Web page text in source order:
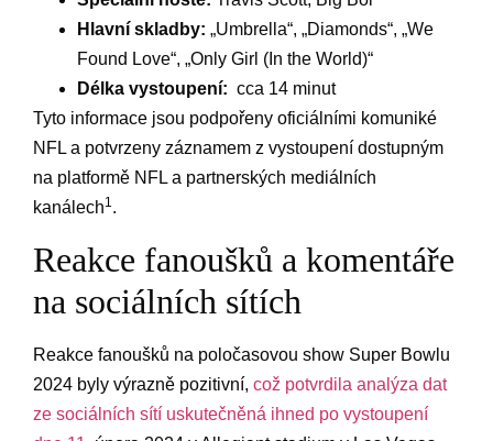
Hlavní skladby: „Umbrella“,‌ „Diamonds“, „We
Found Love“, „Only Girl (In the World)“
Délka ​vystoupení: ‌ cca ​14 minut
Tyto informace jsou podpořeny ⁣oficiálními ​komuniké
NFL a potvrzeny záznamem z vystoupení ⁤dostupným
na ‍platformě NFL a ‍partnerských ⁣mediálních
kanálech1.
Reakce fanoušků a komentáře
na sociálních sítích
Reakce fanoušků na⁣ poločasovou show Super Bowlu
2024 byly⁢ výrazně pozitivní,‌ což potvrdila analýza ⁤dat
ze sociálních sítí uskutečněná ihned po​ vystoupení⁣